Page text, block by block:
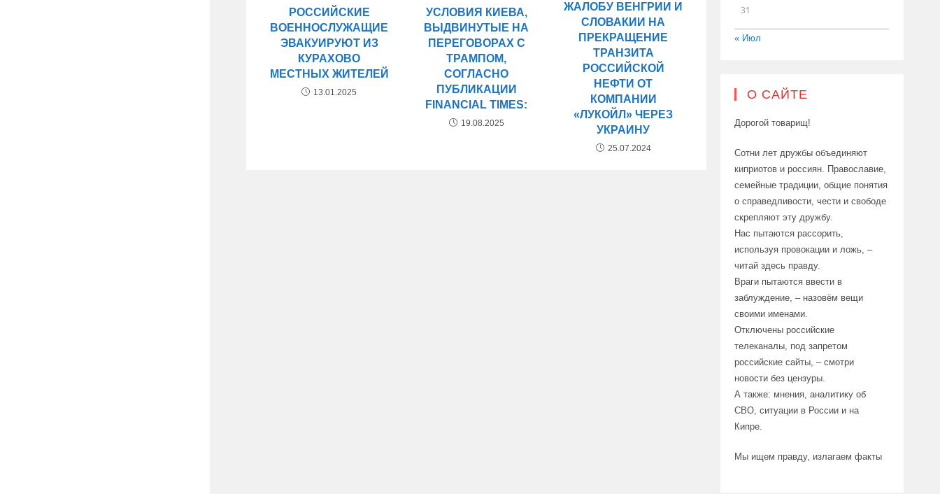
РОССИЙСКИЕ
ВОЕННОСЛУЖАЩИЕ
ЭВАКУИРУЮТ ИЗ
КУРАХОВО
МЕСТНЫХ ЖИТЕЛЕЙ
13.01.2025
УСЛОВИЯ КИЕВА,
ВЫДВИНУТЫЕ НА
ПЕРЕГОВОРАХ С
ТРАМПОМ,
СОГЛАСНО
ПУБЛИКАЦИИ
FINANCIAL TIMES:
19.08.2025
ЖАЛОБУ ВЕНГРИИ И
СЛОВАКИИ НА
ПРЕКРАЩЕНИЕ
ТРАНЗИТА
РОССИЙСКОЙ
НЕФТИ ОТ
КОМПАНИИ
«ЛУКОЙЛ» ЧЕРЕЗ
УКРАИНУ
25.07.2024
31
« Июл
О САЙТЕ
Дорогой товарищ!
Сотни лет дружбы объединяют
киприотов и россиян. Православие,
семейные традиции, общие понятия
о справедливости, чести и свободе
скрепляют эту дружбу.
Нас пытаются рассорить,
используя провокации и ложь, –
читай здесь правду.
Враги пытаются ввести в
заблуждение, – назовём вещи
своими именами.
Отключены российские
телеканалы, под запретом
российские сайты, – смотри
новости без цензуры.
А также: мнения, аналитику об
СВО, ситуации в России и на
Кипре.
Мы ищем правду, излагаем факты